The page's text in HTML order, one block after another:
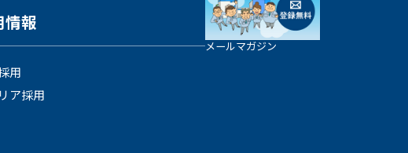
情報
用
ア採用
メールマガジン